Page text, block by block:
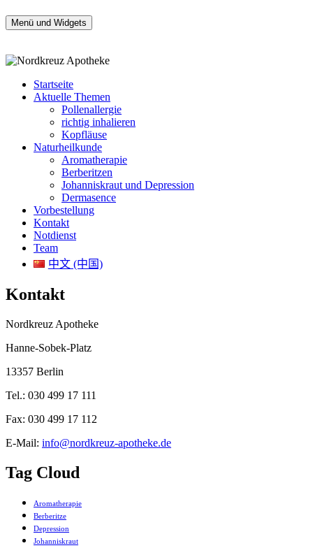
Inhalt
Nordkreuz Apotheke am Bahnhof Gesundbrunnen
Apotheke täglich auch am Sonntag geöffnet
Menü und Widgets
Startseite
Aktuelle Themen
Pollenallergie
richtig inhalieren
Kopfläuse
Naturheilkunde
Aromatherapie
Berberitzen
Johanniskraut und Depression
Dermasence
Vorbestellung
Kontakt
Notdienst
Team
中文 (中国)
Kontakt
Nordkreuz Apotheke
Hanne-Sobek-Platz
13357 Berlin
Tel.: 030 499 17 111
Fax: 030 499 17 112
E-Mail: info@nordkreuz-apotheke.de
Tag Cloud
Aromatherapie
Berberitze
Depression
Johanniskraut